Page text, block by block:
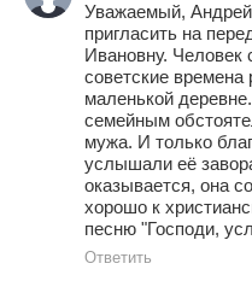
Уважаемый,
пригласить на
Ивановну. Человек
советские
маленькой
семейным
мужа. И только
услышали её
оказывается, она
хорошо к
песню "Господи,
Ответить